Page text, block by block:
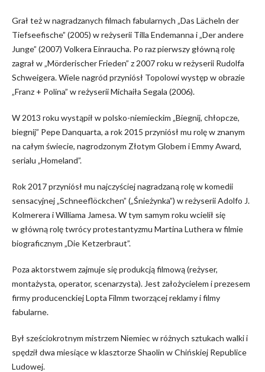
Grał teżw nagradzanych filmach fabularnych „Das Lächeln der
Tiefseefische” (2005) w reżyserii Tilla Endemanna i „Der andere
Junge” (2007) Volkera Einraucha. Po raz pierwszy główną rolę
zagrał w „Mörderischer Frieden” z 2007 roku w reżyserii Rudolfa
Schweigera.Wiele nagród przyniósł Topolowi występ w obrazie
„Franz + Polina” w reżyserii Michaiła Segala (2006).
W 2013 roku wystąpił w polsko-niemieckim „Biegnij, chłopcze,
biegnij” Pepe Danquarta, a rok 2015 przyniósł mu rolę w znanym
na całym świecie, nagrodzonym Złotym Globem i EmmyAward,
serialu „Homeland”.
Rok 2017 przyniósł mu najczyściejnagradzaną rolę w komedii
sensacyjnej „Schneeflöckchen” („Śnieżynka”) w reżyserii Adolfo J.
Kolmerera i Williama Jamesa. W tym samym roku wcielił się
w główną rolę twrócy protestantyzmu Martina Luthera w filmie
biograficznym „Die Ketzerbraut”.
Poza aktorstwem zajmuje się produkcją filmową (reżyser,
montażysta, operator, scenarzysta). Jest założycielem i prezesem
firmy producenckiej Lopta Filmm tworzącejreklamy i filmy
fabularne.
Był sześciokrotnym mistrzem Niemiec w różnych sztukach walki i
spędził dwa miesiące w klasztorze Shaolin w Chińskiej Republice
Ludowej.